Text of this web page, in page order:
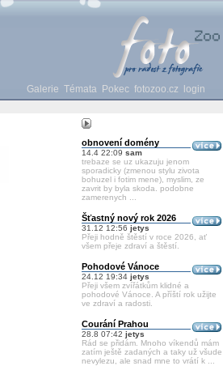
Galerie Témata Pokec fotozoo.cz login
obnovení domény
14.4 22:09 sam
trebaze se uz ukazuju jenom
sporadicky (zmenou stylu zivota
bohuzel i fotim mene), myslim, ze
zavrit by byla skoda. podobne
zamerenych ...
Šťastný nový rok 2026
31.12 12:56 jetys
Přeji hodně štěstí v roce 2026, ať
všem přeje zdraví a štěstí.
Pohodové Vánoce
24.12 19:34 jetys
Přeji všem zvířátkům klidné a
pohodové Vánoce. A příští rok užijte
ve zdraví a radosti.
Courání Prahou
28.8 07:42 jetys
Rád se přidám. Mnoho víkendů mám
zatím ještě zadaných a taky už všude
nevylezu, ale snad mne to vrátí k ...